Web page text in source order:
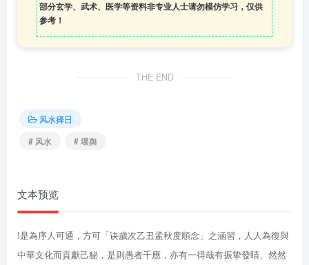
部分玄学、武术、医学等资料非专业人士请勿模仿学习，仅供
参考！
THE END
风水择日
# 风水
# 堪舆
文本预览
!是為序人可通，方可「诀歲次乙丑孟秋度順念」之涵習，人人為復與
中華文化而貢獻己秘，是则愚者千應，亦有一得哉有振挚發睛、然然